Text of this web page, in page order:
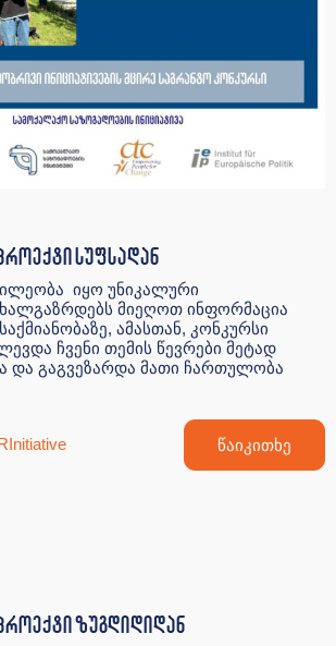
სუფსადან
იყო უნიკალური
მიეღოთ ინფორმაცია
ამასთან, კონკურსი
ჩვენი თემის წევრები მეტად
და გაგვეზარდა მათი ჩართულობა
წაიკითხე
ზუგდიდიდან